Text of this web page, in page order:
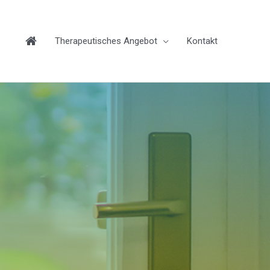
Therapeutisches Angebot Kontakt